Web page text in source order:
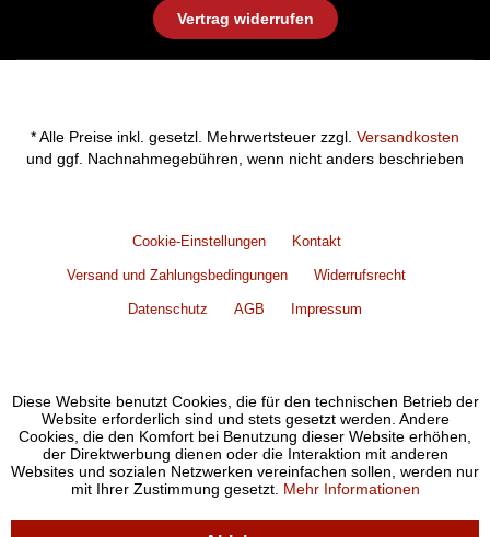
Vertrag widerrufen
* Alle Preise inkl. gesetzl. Mehrwertsteuer zzgl. Versandkosten
und ggf. Nachnahmegebühren, wenn nicht anders beschrieben
Cookie-Einstellungen Kontakt
Versand und Zahlungsbedingungen Widerrufsrecht
Datenschutz AGB Impressum
Diese Website benutzt Cookies, die für den technischen Betrieb der
Website erforderlich sind und stets gesetzt werden. Andere
Cookies, die den Komfort bei Benutzung dieser Website erhöhen,
der Direktwerbung dienen oder die Interaktion mit anderen
Websites und sozialen Netzwerken vereinfachen sollen, werden nur
mit Ihrer Zustimmung gesetzt. Mehr Informationen